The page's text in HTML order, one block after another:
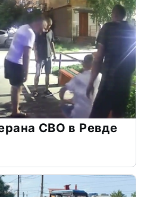
СВО в Ревде